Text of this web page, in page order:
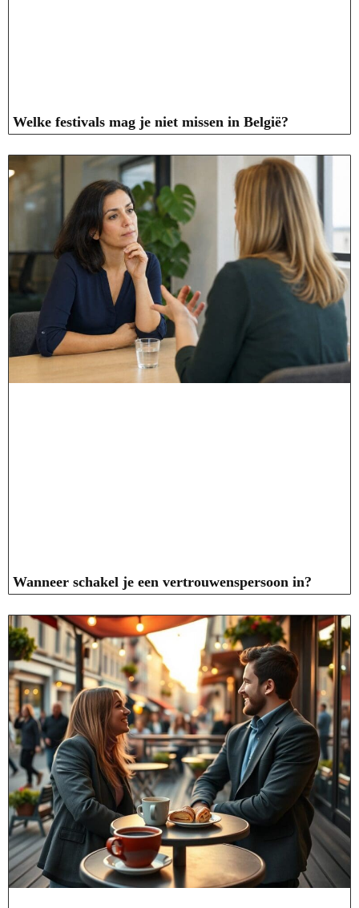
Welke festivals mag je niet missen in België?
Wanneer schakel je een vertrouwenspersoon in?